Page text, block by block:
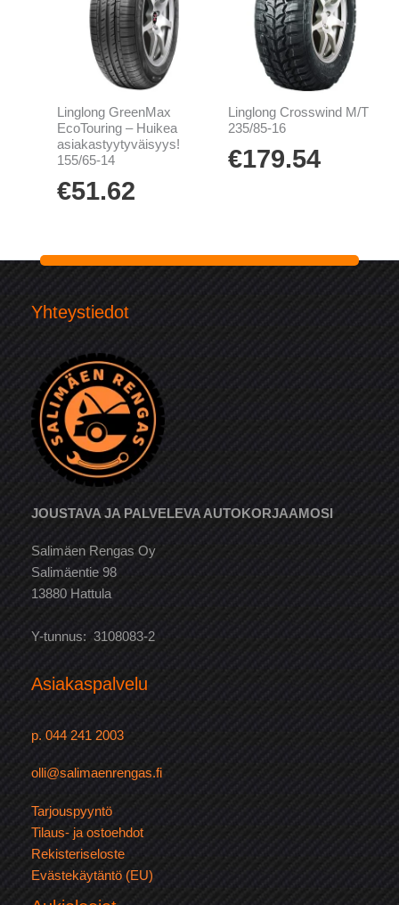
Linglong GreenMax
EcoTouring – Huikea
asiakastyytyväisyys!
155/65-14
€51.62
Linglong Crosswind M/T
235/85-16
€179.54
Yhteystiedot
JOUSTAVA JA PALVELEVA AUTOKORJAAMOSI
Salimäen Rengas Oy
Salimäentie 98
13880 Hattula
Y-tunnus: 3108083-2
Asiakaspalvelu
p. 044 241 2003
olli@salimaenrengas.fi
Tarjouspyyntö
Tilaus- ja ostoehdot
Rekisteriseloste
Evästekäytäntö (EU)